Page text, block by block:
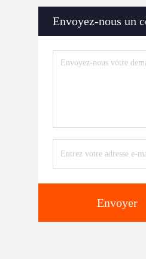
Envoyez-nous un
Envoyer